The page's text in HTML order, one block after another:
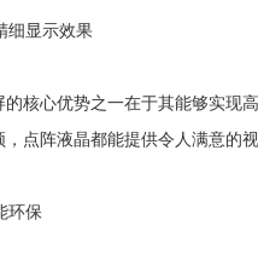
细显示效果
的核心优势之一在于其能够实现
点阵液晶都能提供令人满意的
环保